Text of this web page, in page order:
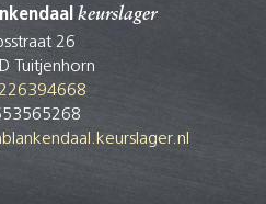
keurslager
26
Tuitjenhorn